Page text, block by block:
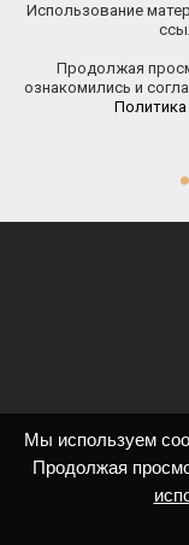
Использование
Продолжая
ознакомились и
Мы используем
Продолжая